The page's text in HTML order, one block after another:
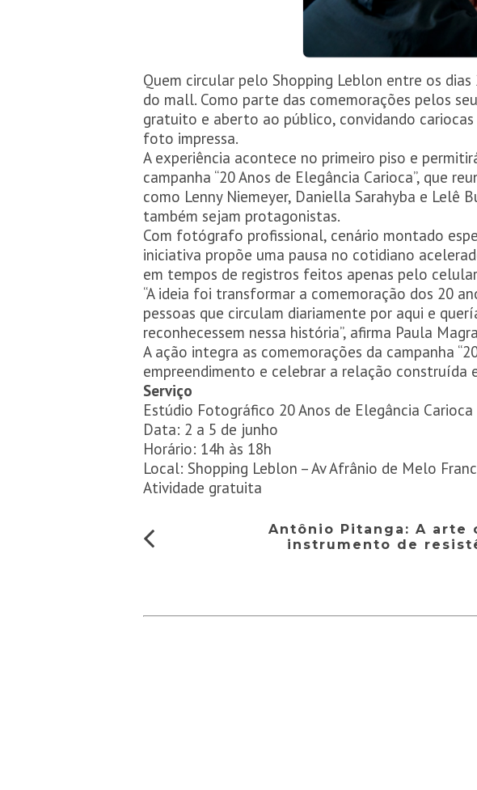
Quem circular pelo Shopping Leblon entre os
do mall. Como parte das comemorações pelos
gratuito e aberto ao público, convidando
foto impressa.
A experiência acontece no primeiro piso e
campanha “20 Anos de Elegância Carioca”, que
como Lenny Niemeyer, Daniella Sarahyba e Lelê
também sejam protagonistas.
Com fotógrafo profissional, cenário montado
iniciativa propõe uma pausa no cotidiano
em tempos de registros feitos apenas pelo
“A ideia foi transformar a comemoração dos 20
pessoas que circulam diariamente por aqui e
reconhecessem nessa história”, afirma Paula
A ação integra as comemorações da campanha
empreendimento e celebrar a relação construída
Serviço
Estúdio Fotográfico 20 Anos de Elegância Carioca
Data: 2 a 5 de junho
Horário: 14h às 18h
Local: Shopping Leblon – Av Afrânio de Melo
Atividade gratuita
Antônio Pitanga: A arte
instrumento de